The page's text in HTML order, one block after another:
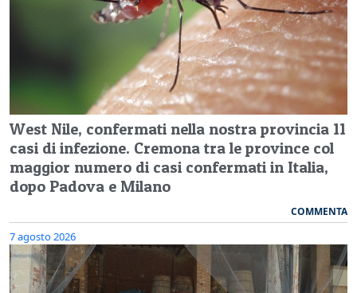
West Nile, confermati nella nostra provincia 11
casi di infezione. Cremona tra le province col
maggior numero di casi confermati in Italia,
dopo Padova e Milano
COMMENTA
7 agosto 2026